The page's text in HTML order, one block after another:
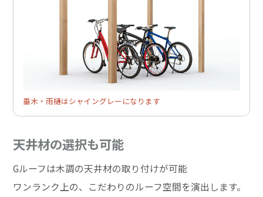
垂木・雨樋はシャイングレーになります
天井材の選択も可能
Gルーフは木調の天井材の取り付けが可能
ワンランク上の、こだわりのルーフ空間を演出します。